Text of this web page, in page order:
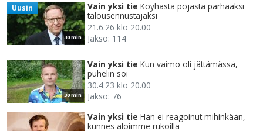
30 min
Uusin Vain yksi tie Köyhästä pojasta parhaaksi
talousennustajaksi
21.6.26 klo 20.00
Jakso: 114
30 min
Vain yksi tie Kun vaimo oli jättämässä,
puhelin soi
30.4.23 klo 20.00
Jakso: 76
Vain yksi tie Hän ei reagoinut mihinkään,
kunnes aloimme rukoilla